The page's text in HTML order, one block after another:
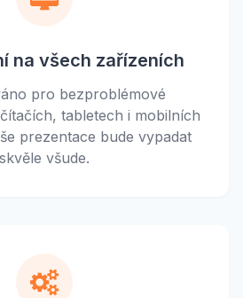
na všech zařízeních
pro bezproblémové
tabletech i mobilních
prezentace bude vypadat
skvěle všude.